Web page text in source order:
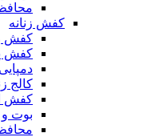
کفش زنانه
کفش
کفش
کالج
کفش
بوت و